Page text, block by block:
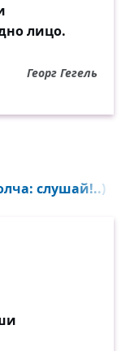
лицо.
Георг Гегель
слушай!..)